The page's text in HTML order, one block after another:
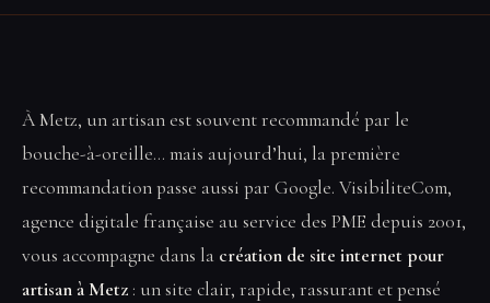
À Metz, un artisan est souvent recommandé par le
bouche-à-oreille… mais aujourd’hui, la première
recommandation passe aussi par Google. VisibiliteCom,
agence digitale française au service des PME depuis 2001,
vous accompagne dans la création de site internet pour
artisan à Metz : un site clair, rapide, rassurant et pensé